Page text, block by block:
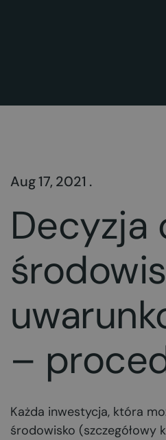
Aug 17, 2021 .
Decyzja
–
Każda inwestycja, która
środowisko (szczegółowy